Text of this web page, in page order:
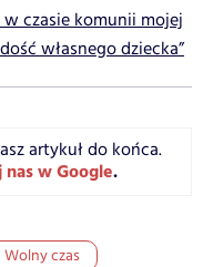
w czasie komunii mojej
własnego dziecka”
artykuł do końca.
w Google.
Wolny czas